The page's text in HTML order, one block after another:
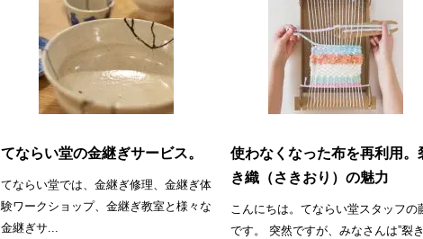
てならい堂の金継ぎサービス。
てならい堂では、金継ぎ修理、金継ぎ体
験ワークショップ、金継ぎ教室と様々な
金継ぎサ...
使わなくなった布を再利用。
き織（さきおり）の魅力
こんにちは。てならい堂スタッフの
です。 突然ですが、みなさんは”裂